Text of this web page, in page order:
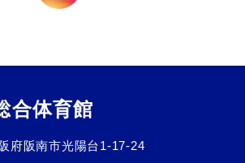
合体育館
府阪南市光陽台1-17-24